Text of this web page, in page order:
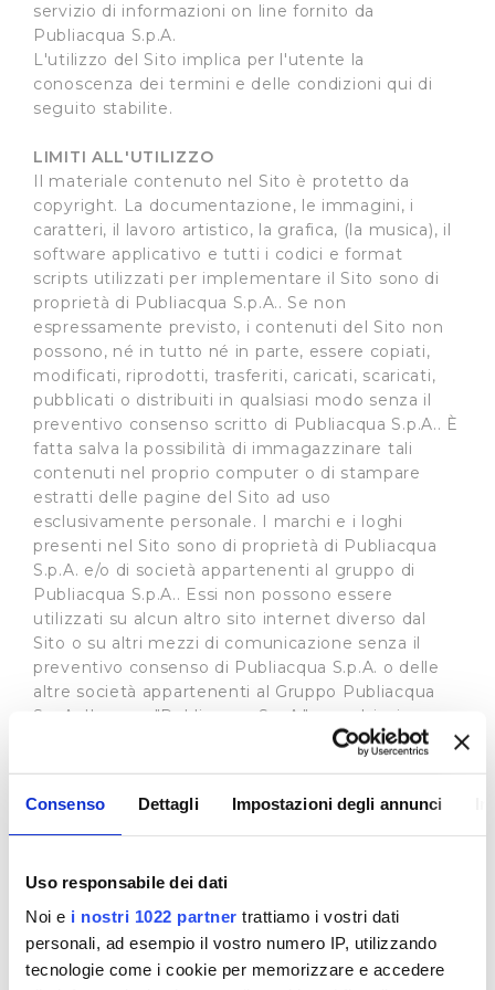
Consenso Dettagli Impostazioni degli annunci
Uso responsabile dei dati
Noi e i nostri 1022 partner trattiamo i vostri dati
personali, ad esempio il vostro numero IP, utilizzando
tecnologie come i cookie per memorizzare e accedere
servizio di informazioni on line fornito da
Publiacqua S.p.A.
L'utilizzo del Sito implica per l'utente la
conoscenza dei termini e delle condizioni qui di
seguito stabilite.
LIMITI ALL'UTILIZZO
Il materiale contenuto nel Sito è protetto da
copyright. La documentazione, le immagini, i
caratteri, il lavoro artistico, la grafica, (la musica), il
software applicativo e tutti i codici e format
scripts utilizzati per implementare il Sito sono di
proprietà di Publiacqua S.p.A.. Se non
espressamente previsto, i contenuti del Sito non
possono, né in tutto né in parte, essere copiati,
modificati, riprodotti, trasferiti, caricati, scaricati,
pubblicati o distribuiti in qualsiasi modo senza il
preventivo consenso scritto di Publiacqua S.p.A.. È
fatta salva la possibilità di immagazzinare tali
contenuti nel proprio computer o di stampare
estratti delle pagine del Sito ad uso
esclusivamente personale. I marchi e i loghi
presenti nel Sito sono di proprietà di Publiacqua
S.p.A. e/o di società appartenenti al gruppo di
Publiacqua S.p.A.. Essi non possono essere
utilizzati su alcun altro sito internet diverso dal
Sito o su altri mezzi di comunicazione senza il
preventivo consenso di Publiacqua S.p.A. o delle
altre società appartenenti al Gruppo Publiacqua
S.p.A. Il nome "Publiacqua S.p.A." e qualsiasi
marchio che includa il marchio "Publiacqua S.p.A."
senza il preventivo consenso scritto di Publiacqua
S.p.A..
LIMITI DI RESPONSABILITÀ
Nessuna responsabilità viene assunta in relazione
sia al contenuto di quanto pubblicato sul Sito ed
all'uso che terzi ne potranno fare, sia per le
eventuali contaminazioni derivanti dall'accesso,